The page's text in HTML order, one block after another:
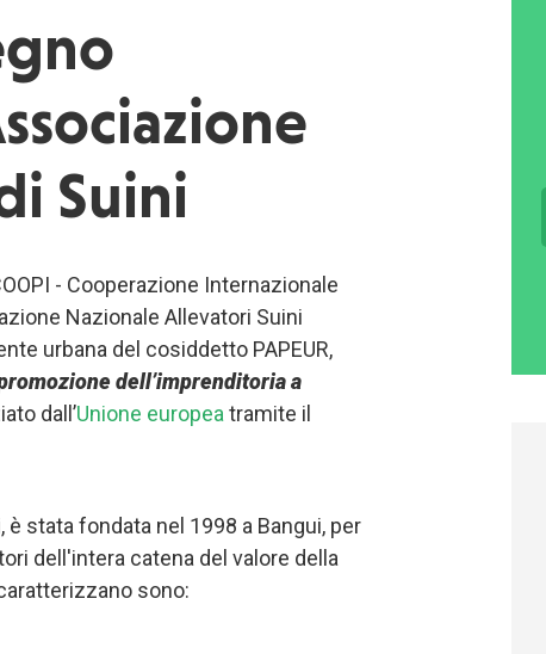
Suini
- Cooperazione Internazionale
Nazionale Allevatori Suini
urbana del cosiddetto PAPEUR,
dell’imprenditoria a
dall’Unione europea tramite il
è stata fondata nel 1998 a Bangui, per
dell'intera catena del valore della
sono: